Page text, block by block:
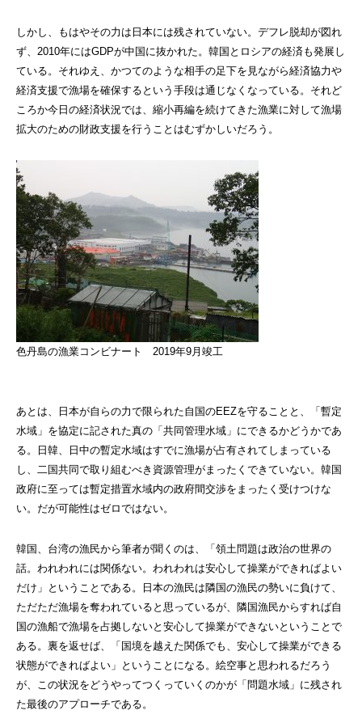
しかし、もはやその力は日本には残されていない。デフレ脱却が図れ
ず、2010年にはGDPが中国に抜かれた。韓国とロシアの経済も発展し
ている。それゆえ、かつてのような相手の足下を見ながら経済協力や
経済支援で漁場を確保するという手段は通じなくなっている。それど
ころか今日の経済状況では、縮小再編を続けてきた漁業に対して漁場
拡大のための財政支援を行うことはむずかしいだろう。
色丹島の漁業コンビナート 2019年9月竣工
あとは、日本が自らの力で限られた自国のEEZを守ることと、「暫定
水域」を協定に記された真の「共同管理水域」にできるかどうかであ
る。日韓、日中の暫定水域はすでに漁場が占有されてしまっている
し、二国共同で取り組むべき資源管理がまったくできていない。韓国
政府に至っては暫定措置水域内の政府間交渉をまったく受けつけな
い。だが可能性はゼロではない。
韓国、台湾の漁民から筆者が聞くのは、「領土問題は政治の世界の
話。われわれには関係ない。われわれは安心して操業ができればよい
だけ」ということである。日本の漁民は隣国の漁民の勢いに負けて、
ただただ漁場を奪われていると思っているが、隣国漁民からすれば自
国の漁船で漁場を占拠しないと安心して操業ができないということで
ある。裏を返せば、「国境を越えた関係でも、安心して操業ができる
状態ができればよい」ということになる。絵空事と思われるだろう
が、この状況をどうやってつくっていくのかが「問題水域」に残され
た最後のアプローチである。